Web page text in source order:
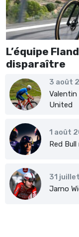
L’équipe
disparaître
3 août
Valentin
United
1 août
Red
31
Jarno